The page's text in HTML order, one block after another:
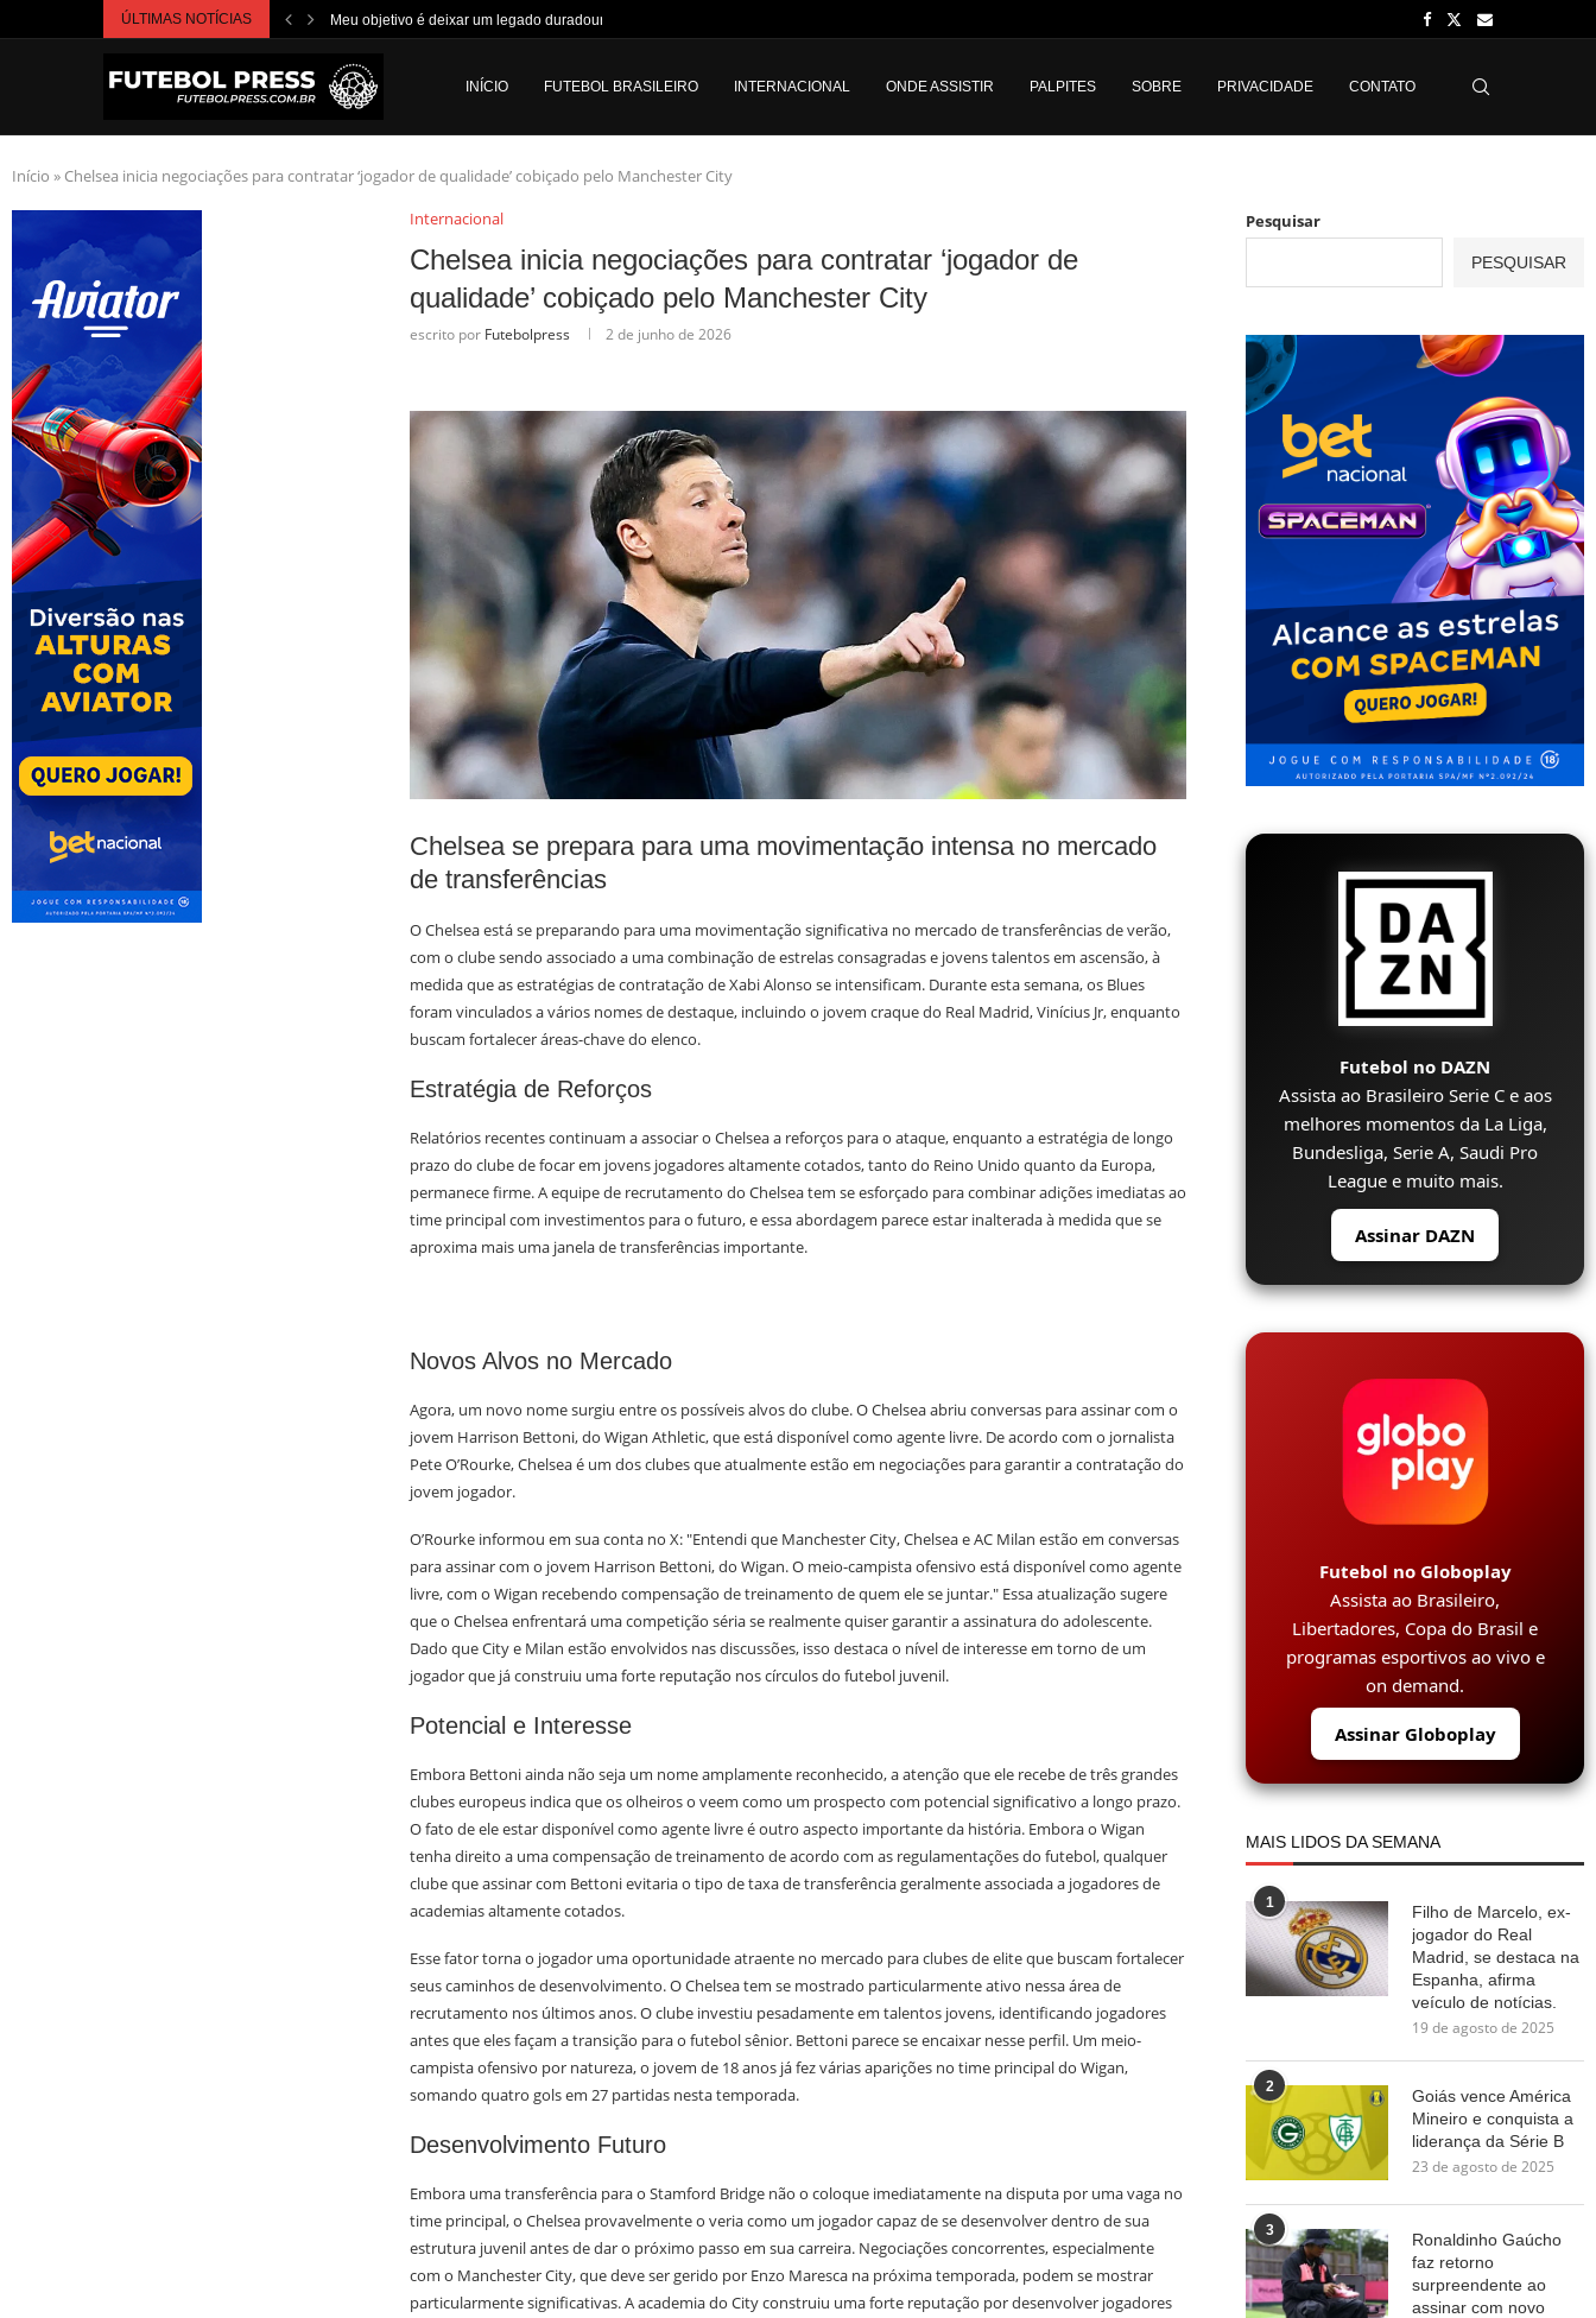
ÚLTIMAS NOTÍCIAS Meu objetivo é deixar um legado duradouro
INÍCIO FUTEBOL BRASILEIRO INTERNACIONAL ONDE ASSISTIR PALPITES SOBRE PRIVACIDADE CONTATO
Início » Chelsea inicia negociações para contratar ‘jogador de qualidade’ cobiçado pelo Manchester City
Internacional
Chelsea inicia negociações para contratar ‘jogador de
qualidade’ cobiçado pelo Manchester City
escrito por Futebolpress 2 de junho de 2026
Chelsea se prepara para uma movimentação intensa no mercado
de transferências
O Chelsea está se preparando para uma movimentação significativa no mercado de transferências de verão,
com o clube sendo associado a uma combinação de estrelas consagradas e jovens talentos em ascensão, à
medida que as estratégias de contratação de Xabi Alonso se intensificam. Durante esta semana, os Blues
foram vinculados a vários nomes de destaque, incluindo o jovem craque do Real Madrid, Vinícius Jr, enquanto
buscam fortalecer áreas-chave do elenco.
Estratégia de Reforços
Relatórios recentes continuam a associar o Chelsea a reforços para o ataque, enquanto a estratégia de longo
prazo do clube de focar em jovens jogadores altamente cotados, tanto do Reino Unido quanto da Europa,
permanece firme. A equipe de recrutamento do Chelsea tem se esforçado para combinar adições imediatas ao
time principal com investimentos para o futuro, e essa abordagem parece estar inalterada à medida que se
aproxima mais uma janela de transferências importante.
Novos Alvos no Mercado
Agora, um novo nome surgiu entre os possíveis alvos do clube. O Chelsea abriu conversas para assinar com o
jovem Harrison Bettoni, do Wigan Athletic, que está disponível como agente livre. De acordo com o jornalista
Pete O’Rourke, Chelsea é um dos clubes que atualmente estão em negociações para garantir a contratação do
jovem jogador.
O’Rourke informou em sua conta no X: "Entendi que Manchester City, Chelsea e AC Milan estão em conversas
para assinar com o jovem Harrison Bettoni, do Wigan. O meio-campista ofensivo está disponível como agente
livre, com o Wigan recebendo compensação de treinamento de quem ele se juntar." Essa atualização sugere
que o Chelsea enfrentará uma competição séria se realmente quiser garantir a assinatura do adolescente.
Dado que City e Milan estão envolvidos nas discussões, isso destaca o nível de interesse em torno de um
jogador que já construiu uma forte reputação nos círculos do futebol juvenil.
Potencial e Interesse
Embora Bettoni ainda não seja um nome amplamente reconhecido, a atenção que ele recebe de três grandes
clubes europeus indica que os olheiros o veem como um prospecto com potencial significativo a longo prazo.
O fato de ele estar disponível como agente livre é outro aspecto importante da história. Embora o Wigan
tenha direito a uma compensação de treinamento de acordo com as regulamentações do futebol, qualquer
clube que assinar com Bettoni evitaria o tipo de taxa de transferência geralmente associada a jogadores de
academias altamente cotados.
Esse fator torna o jogador uma oportunidade atraente no mercado para clubes de elite que buscam fortalecer
seus caminhos de desenvolvimento. O Chelsea tem se mostrado particularmente ativo nessa área de
recrutamento nos últimos anos. O clube investiu pesadamente em talentos jovens, identificando jogadores
antes que eles façam a transição para o futebol sênior. Bettoni parece se encaixar nesse perfil. Um meio-
campista ofensivo por natureza, o jovem de 18 anos já fez várias aparições no time principal do Wigan,
somando quatro gols em 27 partidas nesta temporada.
Desenvolvimento Futuro
Embora uma transferência para o Stamford Bridge não o coloque imediatamente na disputa por uma vaga no
time principal, o Chelsea provavelmente o veria como um jogador capaz de se desenvolver dentro de sua
estrutura juvenil antes de dar o próximo passo em sua carreira. Negociações concorrentes, especialmente
com o Manchester City, que deve ser gerido por Enzo Maresca na próxima temporada, podem se mostrar
particularmente significativas. A academia do City construiu uma forte reputação por desenvolver jogadores
Pesquisar
PESQUISAR
Futebol no DAZN
Assista ao Brasileiro Serie C e aos
melhores momentos da La Liga,
Bundesliga, Serie A, Saudi Pro
League e muito mais.
Assinar DAZN
Futebol no Globoplay
Assista ao Brasileiro,
Libertadores, Copa do Brasil e
programas esportivos ao vivo e
on demand.
Assinar Globoplay
MAIS LIDOS DA SEMANA
1
Filho de Marcelo, ex-
jogador do Real
Madrid, se destaca na
Espanha, afirma
veículo de notícias.
19 de agosto de 2025
2
Goiás vence América
Mineiro e conquista a
liderança da Série B
23 de agosto de 2025
3
Ronaldinho Gaúcho
faz retorno
surpreendente ao
assinar com novo